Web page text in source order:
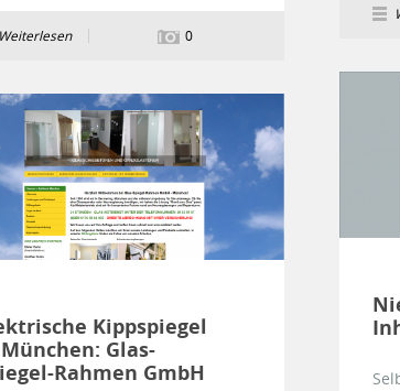
Weiterlesen 0
Kippspiegel
Glas-
Rahmen GmbH